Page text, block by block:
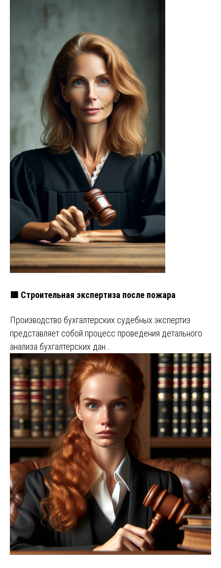
🟥 Строительная экспертиза после пожара
Производство бухгалтерских судебных экспертиз
представляет собой процесс проведения детального
анализа бухгалтерских дан…